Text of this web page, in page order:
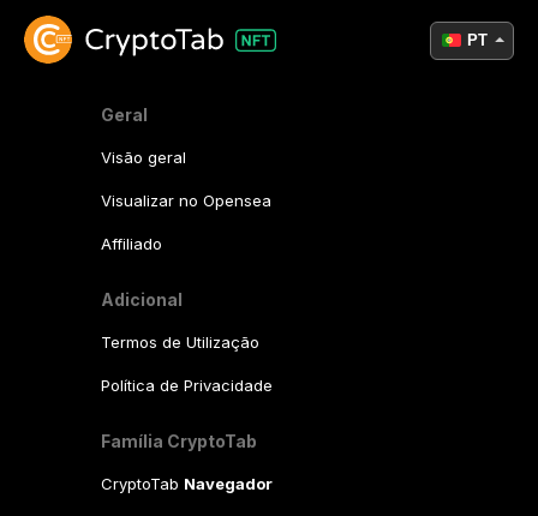
Geral
Visão geral
Visualizar no Opensea
Affiliado
Adicional
Termos de Utilização
Política de Privacidade
Família CryptoTab
CryptoTab Navegador
PT